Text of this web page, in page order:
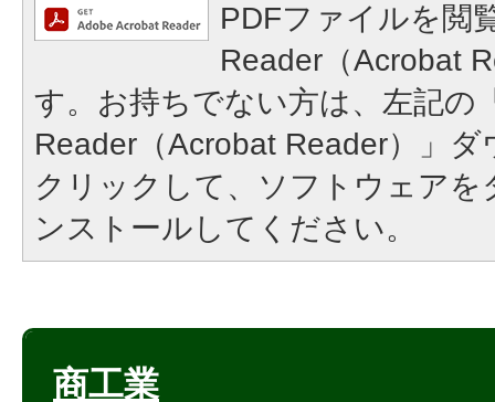
PDFファイルを閲
Reader（Acrobat
す。お持ちでない方は、左記の
Reader（Acrobat Reader）」
クリックして、ソフトウェア
ンストールしてください。
商工業